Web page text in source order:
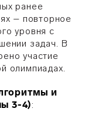
ранее
– повторное
уровня с
задач. В
участие
олимпиадах.
и
3-4):